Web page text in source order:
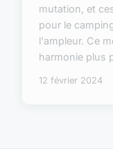
mutation, et
pour le
l'ampleur. Ce
harmonie plus
12 février 2024